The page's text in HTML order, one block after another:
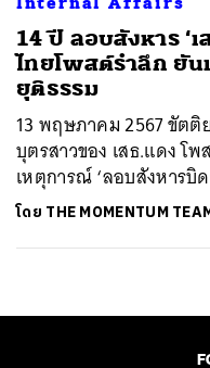
14 ปี ลอบสังหาร ‘เ
ไทยโพสต์รำลึก ยัน
ยุติธรรม
13 พฤษภาคม 2567 ขัตติ
บุตรสาวของ เสธ.แดง โ
เหตุการณ์ ‘ลอบสังหารบิด
โดย THE MOMENTUM